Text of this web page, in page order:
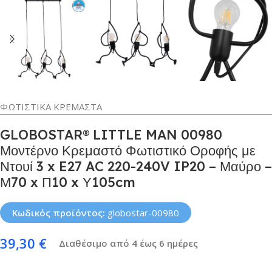
ΦΩΤΙΣΤΙΚΑ ΚΡΕΜΑΣΤΑ
GLOBOSTAR® LITTLE MAN 00980
Μοντέρνο Κρεμαστό Φωτιστικό Οροφής με
Ντουί 3 x E27 AC 220-240V IP20 – Μαύρο –
Μ70 x Π10 x Υ105cm
Κωδικός προϊόντος: globostar-00980
39,30 € Διαθέσιμο από 4 έως 6 ημέρες